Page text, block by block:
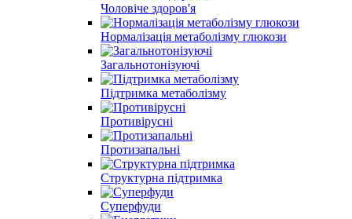
Чоловіче здоров'я
Нормалізація метаболізму глюкози
Загальнотонізуючі
Підтримка метаболізму
Противірусні
Протизапальні
Структурна підтримка
Суперфуди